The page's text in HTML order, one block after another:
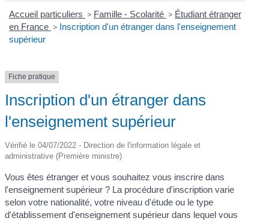
Accueil particuliers > Famille - Scolarité > Étudiant étranger
en France > Inscription d'un étranger dans l'enseignement
supérieur
Fiche pratique
Inscription d'un étranger dans
l'enseignement supérieur
Vérifié le 04/07/2022 - Direction de l'information légale et
administrative (Première ministre)
Vous êtes étranger et vous souhaitez vous inscrire dans
l'enseignement supérieur ? La procédure d'inscription varie
selon votre nationalité, votre niveau d'étude ou le type
d'établissement d'enseignement supérieur dans lequel vous